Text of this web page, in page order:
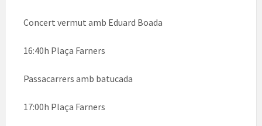
Concert vermut amb Eduard Boada
16:40h Plaça Farners
Passacarrers amb batucada
17:00h Plaça Farners